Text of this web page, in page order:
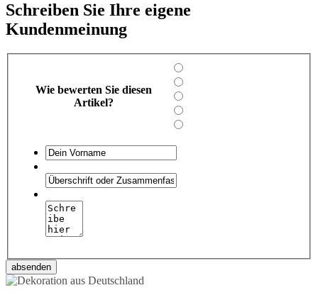
Schreiben Sie Ihre eigene
Kundenmeinung
Wie bewerten Sie diesen
Artikel?
absenden